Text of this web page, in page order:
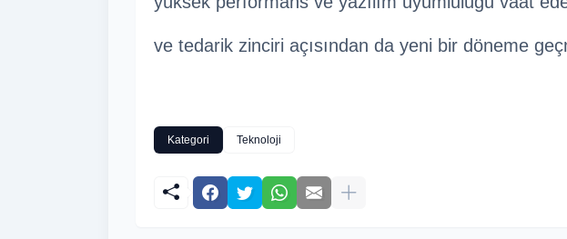
ve tedarik zinciri açısından da yeni bir döneme
Kategori Teknoloji